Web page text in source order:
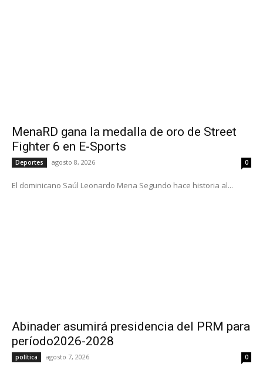
MenaRD gana la medalla de oro de Street
Fighter 6 en E-Sports
Deportes agosto 8, 2026 0
El dominicano Saúl Leonardo Mena Segundo hace historia al...
Abinader asumirá presidencia del PRM para
período2026-2028
política agosto 7, 2026 0